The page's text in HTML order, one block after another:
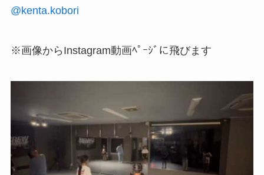
@kenta.kobori
※画像からInstagram動画ﾍﾟｰｼﾞに飛びます